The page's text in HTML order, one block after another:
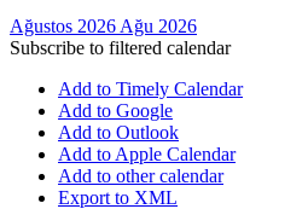
Ağustos 2026 Ağu 2026
Subscribe to filtered calendar
Add to Timely Calendar
Add to Google
Add to Outlook
Add to Apple Calendar
Add to other calendar
Export to XML